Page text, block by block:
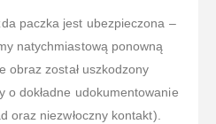
paczka jest ubezpieczona –
natychmiastową ponowną
obraz został uszkodzony
o dokładne udokumentowanie
oraz niezwłoczny kontakt).